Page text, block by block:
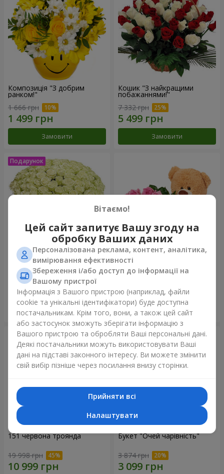
Композиція "З добрим
ранком!"
1 666 грн
Замовити
Кошик "З найкращими
побажаннями!"
7 332 грн
Замовити
75 білих троянд
6 941 грн
Замовити
Ведмедик з букетом
Замовити
151 червона троянда
19 998 грн
Букет "Очей чарівність"
3 874 грн
Вітаємо!
Цей сайт запитує Вашу згоду на
обробку Ваших даних
Персоналізована реклама, контент, аналітика,
вимірювання ефективності
Збереження і/або доступ до інформації на
Вашому пристрої
Інформація з Вашого пристрою (наприклад, файли
cookie та унікальні ідентифікатори) буде доступна
постачальникам. Крім того, вони, а також цей сайт
або застосунок зможуть зберігати інформацію з
Вашого пристрою та обробляти Ваші персональні дані.
Деякі постачальники можуть використовувати Ваші
дані на підставі законного інтересу. Ви можете змінити
свій вибір пізніше через посилання внизу сторінки.
Прийняти всі
Налаштувати